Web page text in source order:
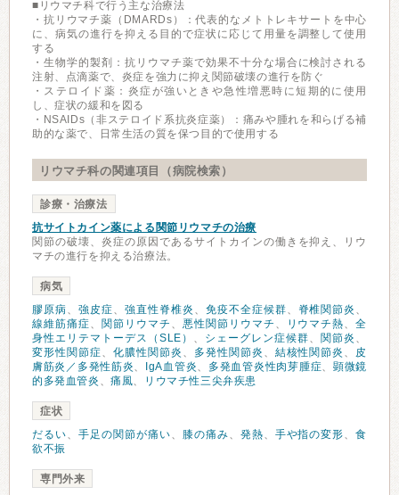
■リウマチ科で行う主な治療法
・抗リウマチ薬（DMARDs）：代表的なメトトレキサートを中心
に、病気の進行を抑える目的で症状に応じて用量を調整して使用
する
・生物学的製剤：抗リウマチ薬で効果不十分な場合に検討される
注射、点滴薬で、炎症を強力に抑え関節破壊の進行を防ぐ
・ステロイド薬：炎症が強いときや急性増悪時に短期的に使用
し、症状の緩和を図る
・NSAIDs（非ステロイド系抗炎症薬）：痛みや腫れを和らげる補
助的な薬で、日常生活の質を保つ目的で使用する
リウマチ科の関連項目（病院検索）
診療・治療法
抗サイトカイン薬による関節リウマチの治療
関節の破壊、炎症の原因であるサイトカインの働きを抑え、リウ
マチの進行を抑える治療法。
病気
膠原病、 強皮症、 強直性脊椎炎 、 免疫不全症候群、 脊椎関節炎 、
線維筋痛症、 関節リウマチ 、 悪性関節リウマチ 、 リウマチ熱、全
身性エリテマトーデス（SLE） 、 シェーグレン症候群、 関節炎 、
変形性関節症、 化膿性関節炎 、 多発性関節炎 、 結核性関節炎 、 皮
膚筋炎／多発性筋炎、 IgA血管炎、 多発血管炎性肉芽腫症、 顕微鏡
的多発血管炎 、痛風、 リウマチ性三尖弁疾患
症状
だるい、 手足の関節が痛い、 膝の痛み、 発熱、 手や指の変形、食
欲不振
専門外来